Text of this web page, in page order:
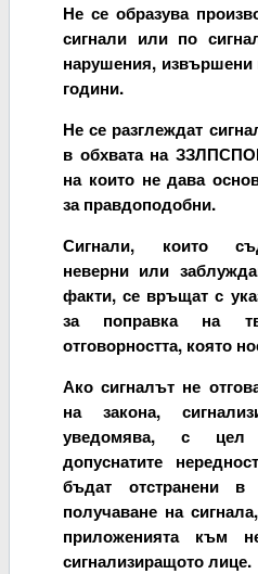
Не се образува
сигнали или по
нарушения, извършени
години.
Не се разглеждат
в обхвата на
на които не дава
за правдоподобни.
Сигнали, които
неверни или
факти, се връщат с
за поправка на
отговорността, която
Ако сигналът не
на закона,
уведомява, с цел
допуснатите
бъдат отстранени
получаване на
приложенията към
сигнализиращото лице.